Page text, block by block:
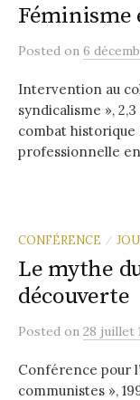
Féminisme
Posted on 6
Intervention au
syndicalisme »,
combat historique
professionnelle
CONFÉRENCE /
Le mythe
découverte
Posted on 28 juillet
Conférence pour
communistes »,